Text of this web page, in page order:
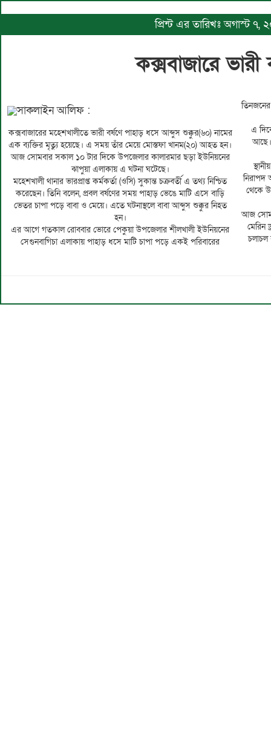
প্রিন্ট এর তারিখঃ অগাস্ট
কক্সবাজারে
সাকলাইন আলিফ :
কক্সবাজারের মহেশখালীতে ভারী বর্ষণে পাহাড় ধসে আব্দুস শুক্কুর(৬০) নামের
এক ব্যক্তির মৃত্যু হয়েছে। এ সময় তাঁর মেয়ে মোস্তফা খানম(২০) আহত হন।
আজ সোমবার সকাল ১০ টার দিকে উপজেলার কালারমার ছড়া ইউনিয়নের
ঝাপুয়া এলাকায় এ ঘটনা ঘটেছে।
মহেশখালী থানার ভারপ্রাপ্ত কর্মকর্তা (ওসি) সুকান্ত চক্রবর্তী এ তথ্য নিশ্চিত
করেছেন। তিনি বলেন, প্রবল বর্ষণের সময় পাহাড় ভেঙে মাটি এসে বাড়ি
ভেতর চাপা পড়ে বাবা ও মেয়ে। এতে ঘটনাস্থলে বাবা আব্দুস শুক্কুর নিহত
হন।
এর আগে গতকাল রোববার ভোরে পেকুয়া উপজেলার শীলখালী ইউনিয়নের
সেগুনবাগিচা এলাকায় পাহাড় ধসে মাটি চাপা পড়ে একই পরিবারের
এ
আছে।
নিরাপদ
থেকে
আজ
মেরিন
চলাচল